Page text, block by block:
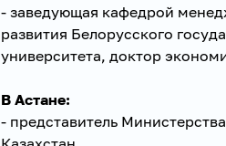
- заведующая кафедрой
развития Белорусского
университета, доктор
В Астане:
- представитель